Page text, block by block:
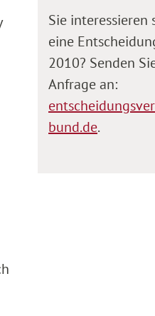
Sie interessieren
eine
2010? Senden
Anfrage an:
bund.de.